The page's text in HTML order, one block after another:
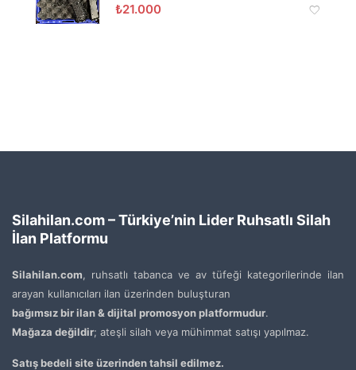
₺21.000
Silahilan.com – Türkiye’nin Lider Ruhsatlı Silah
İlan Platformu
Silahilan.com, ruhsatlı tabanca ve av tüfeği kategorilerinde ilan
arayan kullanıcıları ilan üzerinden buluşturan
bağımsız bir ilan & dijital promosyon platformudur.
Mağaza değildir; ateşli silah veya mühimmat satışı yapılmaz.
Satış bedeli site üzerinden tahsil edilmez.